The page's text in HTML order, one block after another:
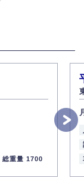
総重量 1700